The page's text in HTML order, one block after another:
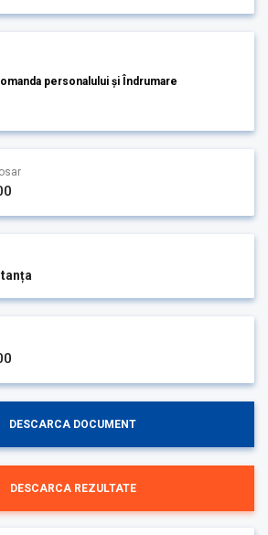
personalului și Îndrumare
DESCARCA DOCUMENT
DESCARCA REZULTATE